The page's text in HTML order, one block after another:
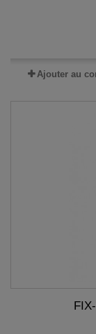
Ajouter au